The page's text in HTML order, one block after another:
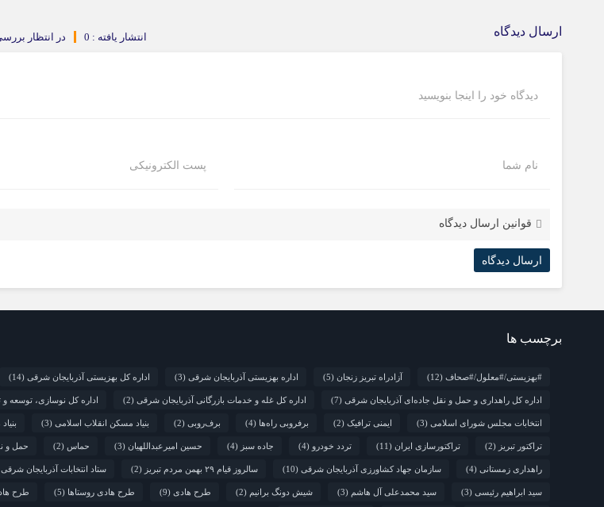
ارسال دیدگاه در انتظار انتشار یافته : 0
دیدگاه خود را اینجا بنویسید
نام شما پست الکترونیکی
قوانین ارسال دیدگاه
برچسب ها
#بهزیستی/#معلول/#صحاف (12) آزادراه تبریز زنجان (5) اداره بهزیستی آذربایجان شرقی (3) اداره کل بهزیستی آذربایجان شرقی (14)
اداره کل راهداری و حمل و نقل جاده‌ای آذربایجان شرقی (7) اداره کل غله و خدمات بازرگانی آذربایجان شرقی (2) اداره کل نوسازی، توسعه
انتخابات مجلس شورای اسلامی (3) ایمنی ترافیک (2) برفروبی راه‌ها (4) برف‌روبی (2) بنیاد مسکن انقلاب اسلامی (3)
تراکتور تبریز (2) تراکتورسازی ایران (11) تردد خودرو (4) جاده سبز (4) حسین امیرعبداللهیان (3) حماس (2) حمل و
راهداری زمستانی (4) سازمان جهاد کشاورزی آذربایجان شرقی (10) سالروز قیام ۲۹ بهمن مردم تبریز (2) ستاد انتخابات آذربایجان شرقی
سید ابراهیم رئیسی (3) سید محمدعلی آل هاشم (3) شیش دونگ برانیم (2) طرح هادی (9) طرح هادی روستاها (5) طرح